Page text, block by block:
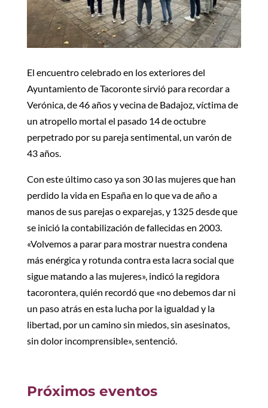
El encuentro celebrado en los exteriores del
Ayuntamiento de Tacoronte sirvió para recordar a
Verónica, de 46 años y vecina de Badajoz, víctima de
un atropello mortal el pasado 14 de octubre
perpetrado por su pareja sentimental, un varón de
43 años.
Con este último caso ya son 30 las mujeres que han
perdido la vida en España en lo que va de año a
manos de sus parejas o exparejas, y 1325 desde que
se inició la contabilización de fallecidas en 2003.
«Volvemos a parar para mostrar nuestra condena
más enérgica y rotunda contra esta lacra social que
sigue matando a las mujeres», indicó la regidora
tacorontera, quién recordó que «no debemos dar ni
un paso atrás en esta lucha por la igualdad y la
libertad, por un camino sin miedos, sin asesinatos,
sin dolor incomprensible», sentenció.
Próximos eventos